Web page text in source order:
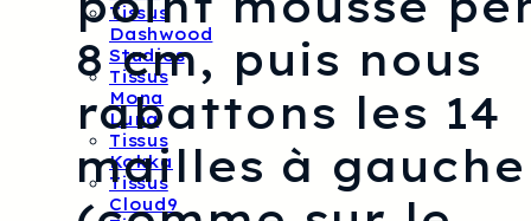
Tissus
Dashwood
Studios
Tissus
Mona
Luna
Tissus
Kokka
Tissus
Cloud9
8 cm, puis nous
rabattons les 14
mailles à gauche